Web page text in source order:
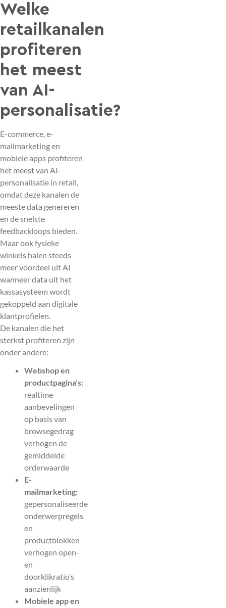
Welke
retailkanalen
profiteren
het meest
van AI-
personalisatie?
E-commerce, e-
mailmarketing en
mobiele apps profiteren
het meest van AI-
personalisatie in retail,
omdat deze kanalen de
meeste data genereren
en de snelste
feedbackloops bieden.
Maar ook fysieke
winkels halen steeds
meer voordeel uit AI
wanneer data uit het
kassasysteem wordt
gekoppeld aan digitale
klantprofielen.
De kanalen die het
sterkst profiteren zijn
onder andere:
Webshop en
productpagina’s:
realtime
aanbevelingen
op basis van
browsegedrag
verhogen de
gemiddelde
orderwaarde
E-
mailmarketing:
gepersonaliseerde
onderwerpregels
en
productblokken
verhogen open-
en
doorklikratio’s
aanzienlijk
Mobiele app en